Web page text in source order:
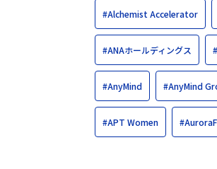
#Alchemist Accelerator
#ANAホールディングス
#AnyMind #AnyMind
#APT Women